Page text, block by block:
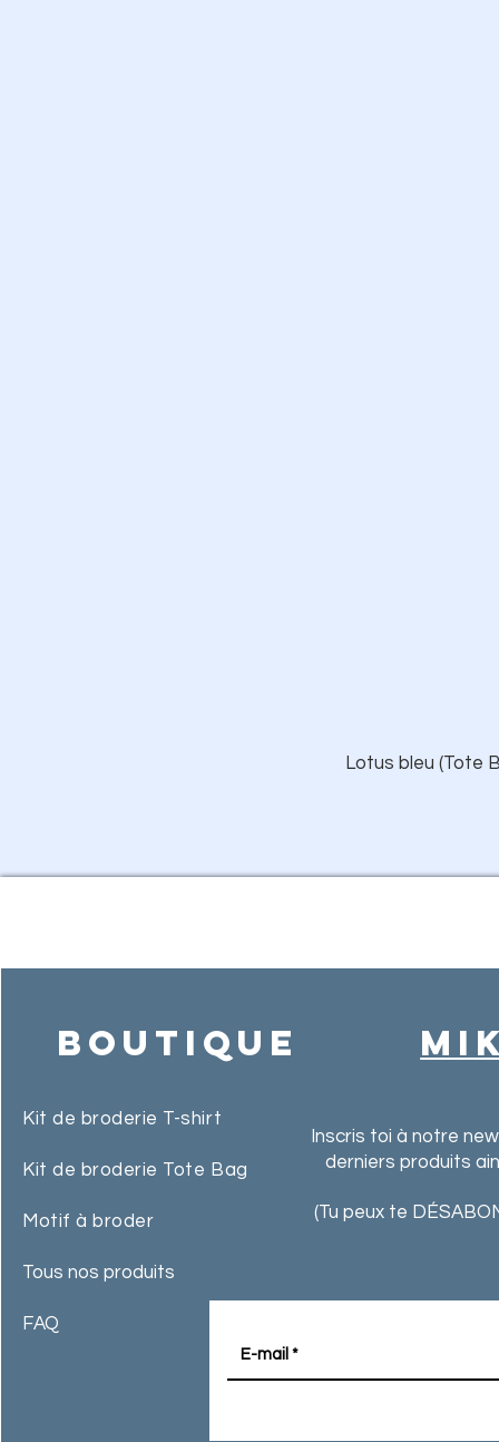
Lotus bleu (Tote
Boutique
Kit de broderie T-shirt
Kit de broderie Tote Bag
Motif à broder
Tous nos produits
FAQ
Inscris toi à notre
derniers produits
(Tu peux te